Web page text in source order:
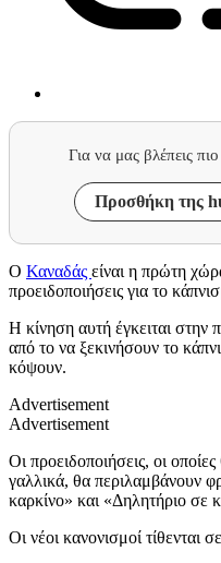
Για να μας βλέπεις
Προσθήκη της
Ο Καναδάς είναι η πρώτη
προειδοποιήσεις για το
Η κίνηση αυτή έγκειται στην
από το να ξεκινήσουν το
κόψουν.
Advertisement
Advertisement
Οι προειδοποιήσεις, οι
γαλλικά, θα περιλαμβάνουν
καρκίνο» και «Δηλητήριο σε
Οι νέοι κανονισμοί τίθενται